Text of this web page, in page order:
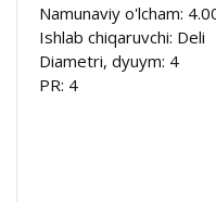
Namunaviy o'lcham:
Ishlab chiqaruvchi: Deli
Diametri, dyuym: 4
PR: 4